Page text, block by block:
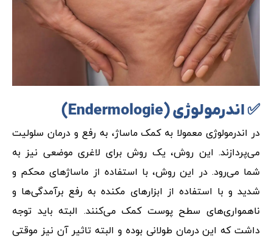
✅ اندرمولوژی (Endermologie
)
در اندرمولوژی معمولا به کمک ماساژ، به رفع و درمان سلولیت
می‌پردازند. این روش، یک روش برای لاغری موضعی نیز به
شما می‌رود. در این روش، با استفاده از ماساژهای محکم و
شدید و با استفاده از ابزارهای مکنده به رفع برآمدگی‌ها و
ناهمواری‌های سطح پوست کمک می‌کنند. البته باید توجه
داشت که این درمان طولانی بوده و البته تاثیر آن نیز موقتی